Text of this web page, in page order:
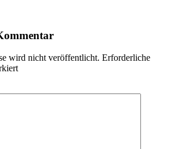
wird nicht veröffentlicht. Erforderliche